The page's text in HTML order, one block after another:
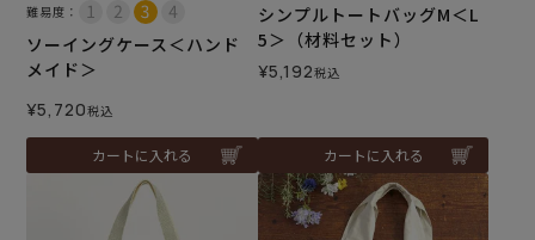
難易度：
ソーイングケース＜ハンド
メイド＞
¥5,720税込
カートに入れる
シンプルトートバッグM＜L
5＞（材料セット）
¥5,192税込
カートに入れる